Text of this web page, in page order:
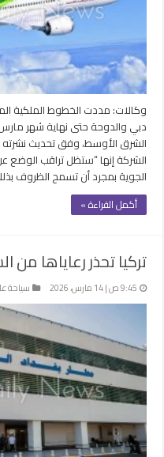
وكالات: مددت الخطوط الملكية
دبي والدوحة حتى نهاية شهر مارس
الشرق الأوسط، وفق تحديث
الشركة إنها “ستظل تراقب الوضع
الجوية بمجرد أن تسمح الظروف
أكمل القراءة »
تركيا تحذر رعاياها من
9:45 ص | 14 مارس، 2026 سياحة